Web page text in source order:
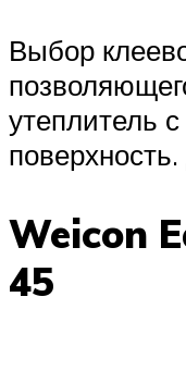
Выбор
утеплитель
Weicon
45